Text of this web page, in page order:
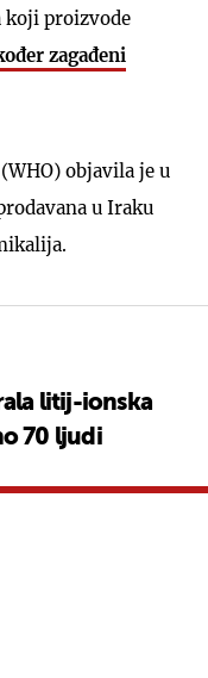
koji proizvode
zagađeni
objavila je u
u Iraku
litij-ionska
70 ljudi